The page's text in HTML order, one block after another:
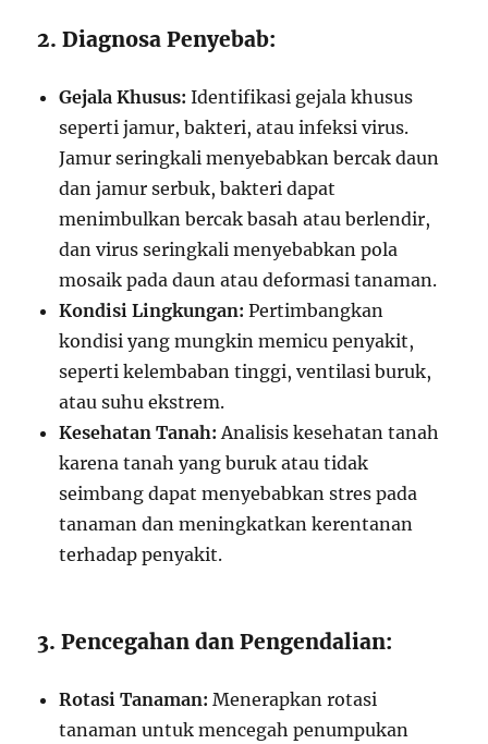
2. Diagnosa Penyebab:
Gejala Khusus: Identifikasi gejala khusus
seperti jamur, bakteri, atau infeksi virus.
Jamur seringkali menyebabkan bercak daun
dan jamur serbuk, bakteri dapat
menimbulkan bercak basah atau berlendir,
dan virus seringkali menyebabkan pola
mosaik pada daun atau deformasi tanaman.
Kondisi Lingkungan: Pertimbangkan
kondisi yang mungkin memicu penyakit,
seperti kelembaban tinggi, ventilasi buruk,
atau suhu ekstrem.
Kesehatan Tanah: Analisis kesehatan tanah
karena tanah yang buruk atau tidak
seimbang dapat menyebabkan stres pada
tanaman dan meningkatkan kerentanan
terhadap penyakit.
3. Pencegahan dan Pengendalian:
Rotasi Tanaman: Menerapkan rotasi
tanaman untuk mencegah penumpukan